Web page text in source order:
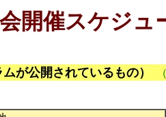
開催スケジュ
が公開されているもの）